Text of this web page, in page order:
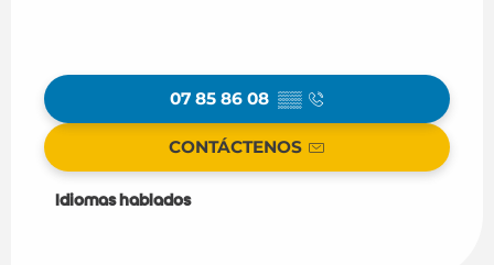
07 85 86 08 ▒▒
CONTÁCTENOS
Idiomas hablados
Idiomas hablados